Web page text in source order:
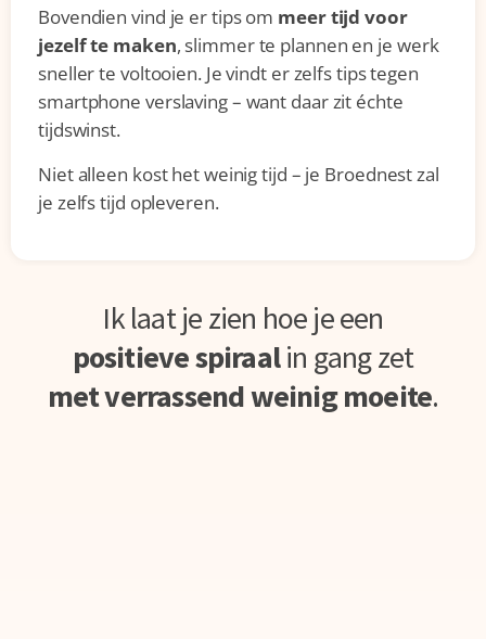
Bovendien vind je er tips om meer tijd voor
jezelf te maken, slimmer te plannen en je werk
sneller te voltooien. Je vindt er zelfs tips tegen
smartphone verslaving – want daar zit échte
tijdswinst.
Niet alleen kost het weinig tijd – je Broednest zal
je zelfs tijd opleveren.
Ik laat je zien hoe je een
positieve spiraalin gang zet
met verrassend weinig moeite.